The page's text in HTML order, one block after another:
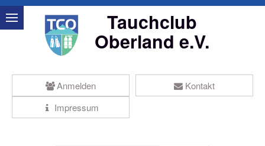
Tauchclub
Oberland e.V.
Anmelden
Kontakt
Impressum